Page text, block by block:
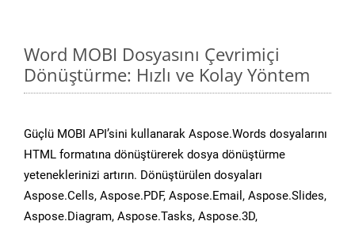
Word MOBI Dosyasını Çevrimiçi
Dönüştürme: Hızlı ve Kolay Yöntem
Güçlü MOBI API’sini kullanarak Aspose.Words dosyalarını
HTML formatına dönüştürerek dosya dönüştürme
yeteneklerinizi artırın. Dönüştürülen dosyaları
Aspose.Cells, Aspose.PDF, Aspose.Email, Aspose.Slides,
Aspose.Diagram, Aspose.Tasks, Aspose.3D,